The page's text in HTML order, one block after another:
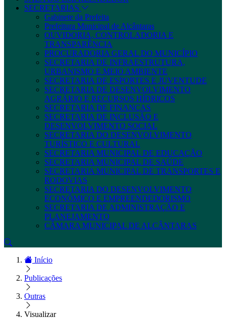
SECRETARIAS
Gabinete da Prefeita
Prefeitura Municipal de Alcântaras
OUVIDORIA, CONTROLADORIA E
TRANSPARÊNCIA
PROCURADORIA GERAL DO MUNICÍPIO
SECRETARIA DE INFRAESTRUTURA,
URBANISMO E MEIO AMBIENTE
SECRETARIA DE ESPORTES E JUVENTUDE
SECRETARIA DE DESENVOLVIMENTO
AGRÁRIO E RECURSOS HÍDRICOS
SECRETARIA DE FINANÇAS
SECRETARIA DE INCLUSÃO E
DESENVOLVIMENTO SOCIAL
SECRETARIA DO DESENVOLVIMENTO
TURÍSTICO E CULTURAL
SECRETARIA MUNICIPAL DE EDUCAÇÃO
SECRETARIA MUNICIPAL DE SAÚDE
SECRETARIA MUNICIPAL DE TRANSPORTES E
RODOVIAS
SECRETARIA DO DESENVOLVIMENTO
ECONÔMICO E EMPREENDEDORISMO
SECRETARIA DE ADMINISTRAÇÃO E
PLANEJAMENTO
CÂMARA MUNICIPAL DE ALCÂNTARAS
Início
Publicações
Outras
Visualizar